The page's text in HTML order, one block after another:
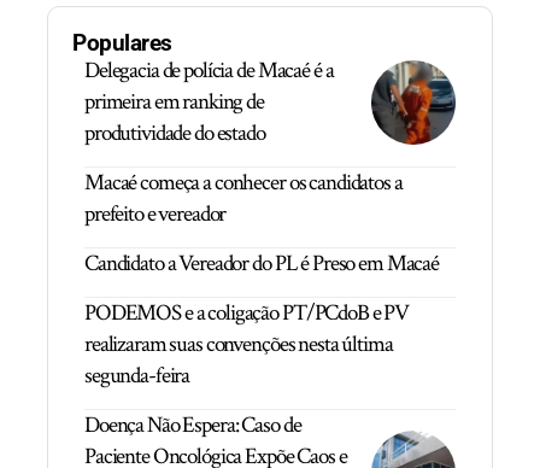
Populares
Delegacia de polícia de Macaé é a
primeira em ranking de
produtividade do estado
Macaé começa a conhecer os candidatos a
prefeito e vereador
Candidato a Vereador do PL é Preso em Macaé
PODEMOS e a coligação PT/PCdoB e PV
realizaram suas convenções nesta última
segunda-feira
Doença Não Espera: Caso de
Paciente Oncológica Expõe Caos e